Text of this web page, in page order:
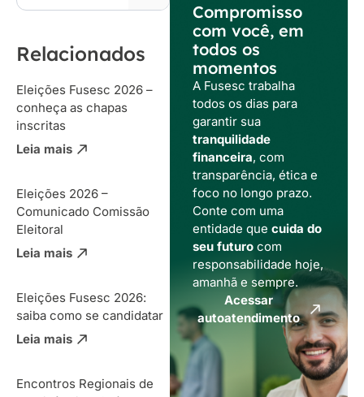
Relacionados
Eleições Fusesc 2026 –
conheça as chapas
inscritas
Leia mais
Eleições 2026 –
Comunicado Comissão
Eleitoral
Leia mais
Eleições Fusesc 2026:
saiba como se candidatar
Leia mais
Encontros Regionais de
Compromisso
com você, em
todos os
momentos
A Fusesc trabalha
todos os dias para
garantir sua
tranquilidade
financeira, com
transparência, ética e
foco no longo prazo.
Conte com uma
entidade que cuida do
seu futurocom
responsabilidade hoje,
amanhã e sempre.
Acessar
autoatendimento